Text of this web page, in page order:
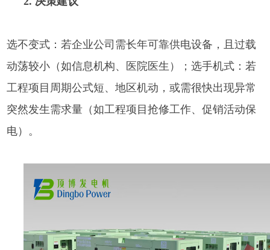
选不变式：若企业公司需长年可靠供电设备，且过载
动荡较小（如信息机构、医院医生）；选手机式：若
工程项目周期公式短、地区机动，或需很快出现异常
突然发生需求量（如工程项目抢修工作、促销活动保
电）。